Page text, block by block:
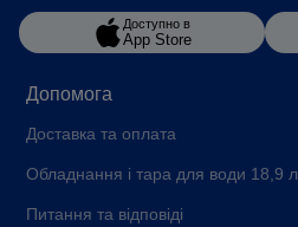
Допомога
Доставка та оплата
Обладнання і тара для води 18,9 л
Питання та відповіді
Доступно в
App Store